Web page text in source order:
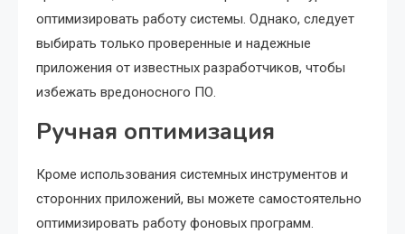
оптимизировать работу системы. Однако, следует
выбирать только проверенные и надежные
приложения от известных разработчиков, чтобы
избежать вредоносного ПО.
Ручная оптимизация
Кроме использования системных инструментов и
сторонних приложений, вы можете самостоятельно
оптимизировать работу фоновых программ.